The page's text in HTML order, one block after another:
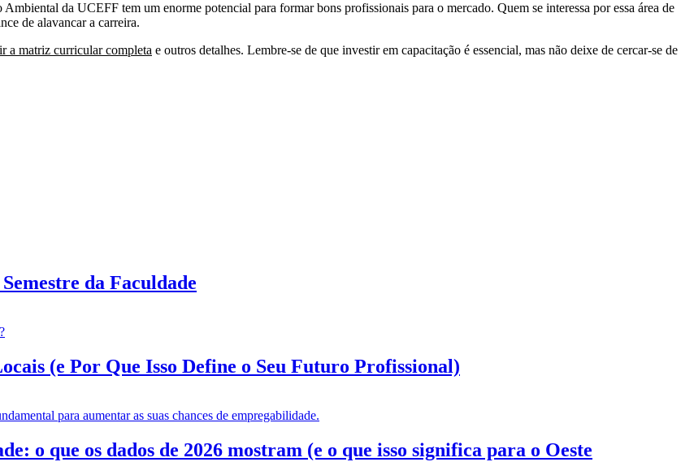
da UCEFF tem um enorme potencial para formar bons profissionais para o mercado. Quem se interessa por essa área de
de alavancar a carreira.
a matriz curricular completa e outros detalhes. Lembre-se de que investir em capacitação é essencial, mas não deixe de cercar-se de
da Faculdade
(e Por Que Isso Define o Seu Futuro Profissional)
o que os dados de 2026 mostram (e o que isso significa para o Oeste